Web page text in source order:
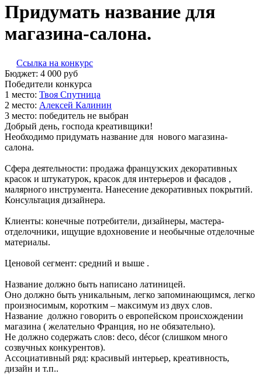
Придумать название для
магазина-салона.
Ссылка на конкурс
Бюджет: 4 000 руб
Победители конкурса
1 место: Т­воя С­пут­ни­ца
2 место: Алек­сей Ка­линин
3 место: победитель не выбран
Добрый день, господа креативщики!
Необходимо придумать название для нового магазина-
салона.
Сфера деятельности: продажа французских декоративных
красок и штукатурок, красок для интерьеров и фасадов ,
малярного инструмента. Нанесение декоративных покрытий.
Консультация дизайнера.
Клиенты: конечные потребители, дизайнеры, мастера-
отделочники, ищущие вдохновение и необычные отделочные
материалы.
Ценовой сегмент: средний и выше .
Название должно быть написано латиницей.
Оно должно быть уникальным, легко запоминающимся, легко
произносимым, коротким – максимум из двух слов.
Название должно говорить о европейском происхождении
магазина ( желательно Франция, но не обязательно).
Не должно содержать слов: deco, décor (слишком много
созвучных конкурентов).
Ассоциативный ряд: красивый интерьер, креативность,
дизайн и т.п..